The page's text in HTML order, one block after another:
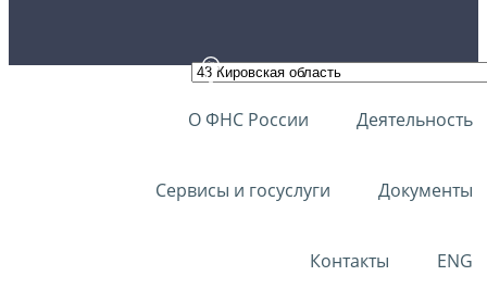
О ФНС России Деятельность
Сервисы и госуслуги Документы
Контакты ENG